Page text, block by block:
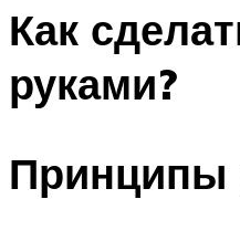
Как
руками?
Принципы